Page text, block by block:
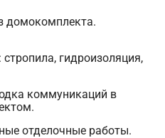
домокомплекта.
гидроизоляция,
коммуникаций в
отделочные работы.